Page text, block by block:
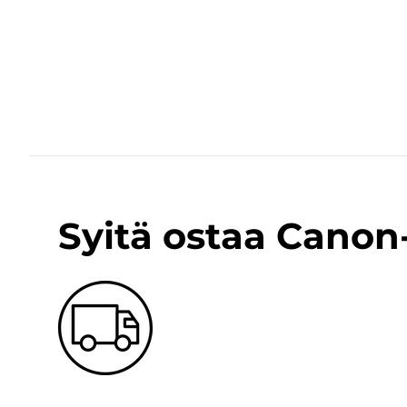
Syitä ostaa